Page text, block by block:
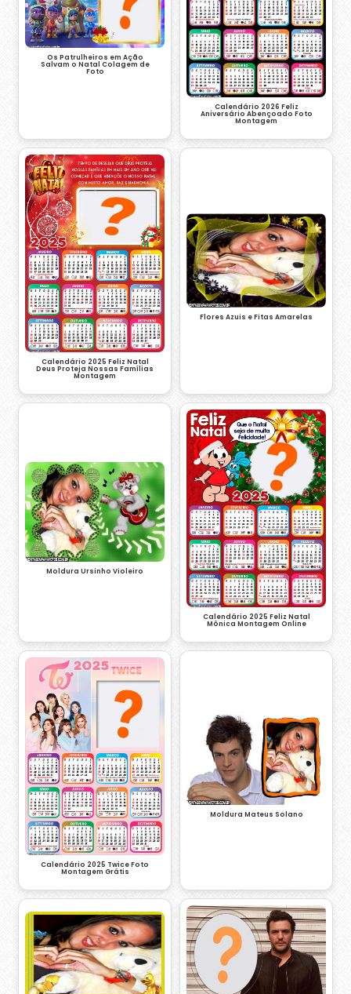
Os Patrulheiros em Ação
Salvam o Natal Colagem de
Foto
Calendário 2026 Feliz
Aniversário Abençoado Foto
Montagem
Calendário 2025 Feliz Natal
Deus Proteja Nossas Famílias
Montagem
Flores Azuis e Fitas Amarelas
Moldura Ursinho Violeiro
Calendário 2025 Feliz Natal
Mônica Montagem Online
Calendário 2025 Twice Foto
Montagem Grátis
Moldura Mateus Solano